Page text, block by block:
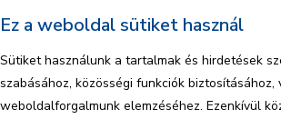
Information
Legal notice
Copyrights
Data management information
Ez a weboldal sütiket használ
Sütiket használunk a tartalmak és hirdetések
szabásához, közösségi funkciók biztosításához,
weboldalforgalmunk elemzéséhez. Ezenkívül